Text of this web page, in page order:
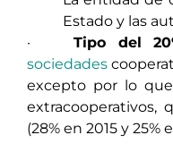
Estado y las
·Tipo del
sociedades
excepto por lo
extracooperativos,
(28% en 2015 y 25%